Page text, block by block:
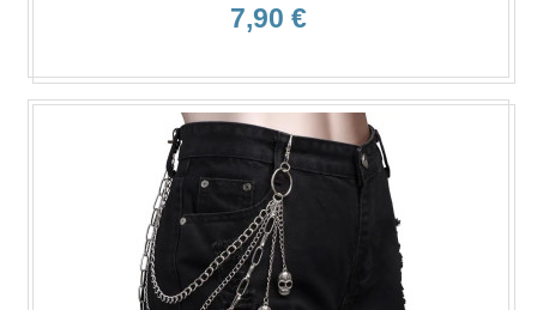
7,90 €